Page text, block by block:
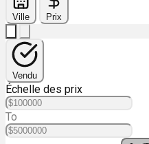
Ville Prix
Vendu
Échelle des prix
To